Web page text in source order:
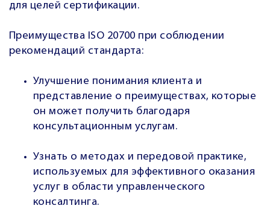
для целей сертификации.
Преимущества ISO 20700 при соблюдении
рекомендаций стандарта:
Улучшение понимания клиента и
представление о преимуществах, которые
он может получить благодаря
консультационным услугам.
Узнать о методах и передовой практике,
используемых для эффективного оказания
услуг в области управленческого
консалтинга.